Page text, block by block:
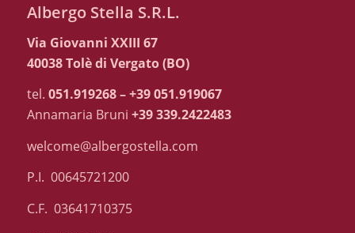
Albergo Stella S.R.L.
Via Giovanni XXIII 67
40038 Tolè di Vergato (BO)
tel. 051.919268 – +39 051.919067
Annamaria Bruni +39 339.2422483
welcome@albergostella.com
P.I. 00645721200
C.F. 03641710375